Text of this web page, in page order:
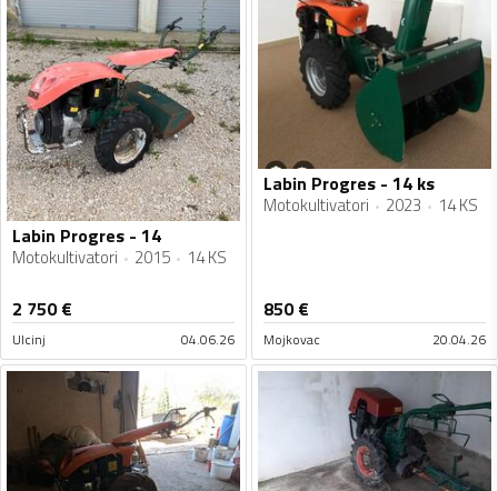
Labin Progres - 14
Motokultivatori 2015 14 KS
2 750€
Ulcinj 04.06.26
Labin Progres - 14 ks
Motokultivatori 2023 14 KS
850€
Mojkovac 20.04.26